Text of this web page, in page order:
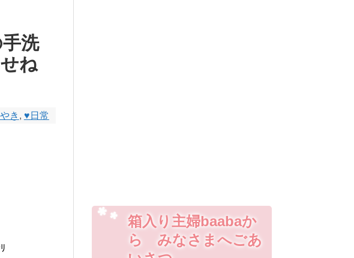
洗
ね
き , ♥日常
箱入り主婦baabaか
ら みなさまへごあ